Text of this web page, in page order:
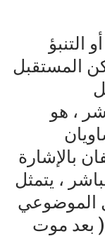
التنبؤ
المستقبل
، هو
بالإشارة
، يتمثل
الموضوعي
( بعد موت